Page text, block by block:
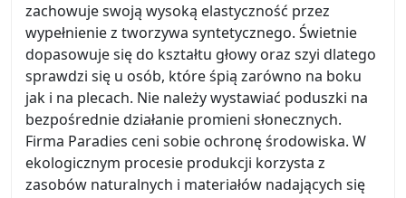
zachowuje swoją wysoką elastyczność przez
wypełnienie z tworzywa syntetycznego. Świetnie
dopasowuje się do kształtu głowy oraz szyi dlatego
sprawdzi się u osób, które śpią zarówno na boku
jak i na plecach. Nie należy wystawiać poduszki na
bezpośrednie działanie promieni słonecznych.
Firma Paradies ceni sobie ochronę środowiska. W
ekologicznym procesie produkcji korzysta z
zasobów naturalnych i materiałów nadających się